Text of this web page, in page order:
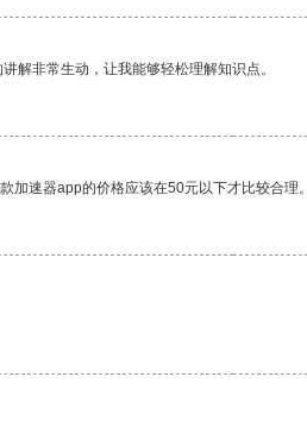
解非常生动，让我能够轻松理解知识点。
加速器app的价格应该在50元以下才比较合理。